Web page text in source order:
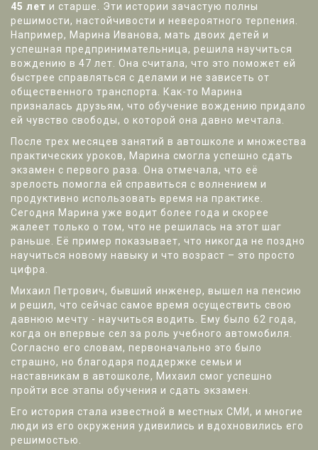
45 лет и старше. Эти истории зачастую полны
решимости, настойчивости и невероятного терпения.
Например, Марина Иванова, мать двоих детей и
успешная предпринимательница, решила научиться
вождению в 47 лет. Она считала, что это поможет ей
быстрее справляться с делами и не зависеть от
общественного транспорта. Как-то Марина
призналась друзьям, что обучение вождению придало
ей чувство свободы, о которой она давно мечтала.
После трех месяцев занятий в автошколе и множества
практических уроков, Марина смогла успешно сдать
экзамен с первого раза. Она отмечала, что её
зрелость помогла ей справиться с волнением и
продуктивно использовать время на практике.
Сегодня Марина уже водит более года и скорее
жалеет только о том, что не решилась на этот шаг
раньше. Её пример показывает, что никогда не поздно
научиться новому навыку и что возраст – это просто
цифра.
Михаил Петрович, бывший инженер, вышел на пенсию
и решил, что сейчас самое время осуществить свою
давнюю мечту - научиться водить. Ему было 62 года,
когда он впервые сел за роль учебного автомобиля.
Согласно его словам, первоначально это было
страшно, но благодаря поддержке семьи и
наставникам в автошколе, Михаил смог успешно
пройти все этапы обучения и сдать экзамен.
Его история стала известной в местных СМИ, и многие
люди из его окружения удивились и вдохновились его
решимостью.